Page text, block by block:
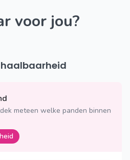
voor jou?
haalbaarheid
meteen welke panden binnen